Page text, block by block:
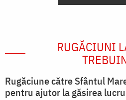
RUGĂCIUNI
Rugăciune către Sfântul
pentru ajutor la găsirea